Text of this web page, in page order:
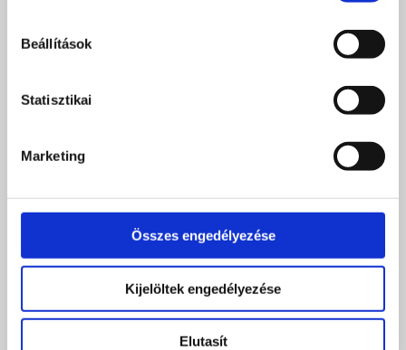
Beállítások
Statisztikai
Marketing
Összes engedélyezése
Kijelöltek engedélyezése
Elutasít